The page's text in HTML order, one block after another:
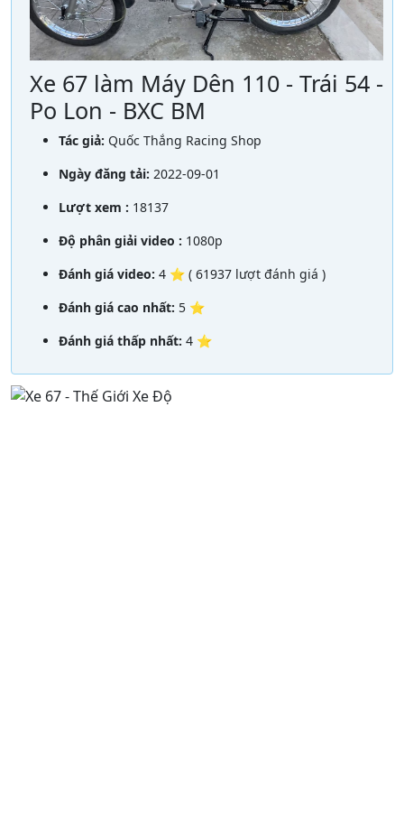
Xe 67 làm Máy Dên 110 - Trái 54 -
Po Lon - BXC BM
Tác giả: Quốc Thắng Racing Shop
Ngày đăng tải: 2022-09-01
Lượt xem : 18137
Độ phân giải video : 1080p
Đánh giá video: 4 ⭐ ( 61937 lượt đánh giá )
Đánh giá cao nhất: 5 ⭐
Đánh giá thấp nhất: 4 ⭐